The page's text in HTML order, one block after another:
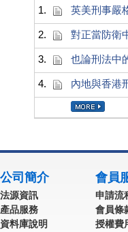
1.
英美刑事嚴
2. 對正當防衛
3. 也論刑法中
4. 內地與香港
公司簡介
法源資訊
產品服務
資料庫說明
會員
申請流
會員條
授權費